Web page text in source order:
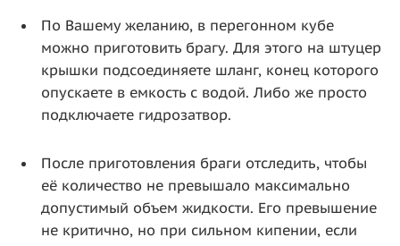
По Вашему желанию, в перегонном кубе
можно приготовить брагу. Для этого на штуцер
крышки подсоединяете шланг, конец которого
опускаете в емкость с водой. Либо же просто
подключаете гидрозатвор.
После приготовления браги отследить, чтобы
её количество не превышало максимально
допустимый объем жидкости. Его превышение
не критично, но при сильном кипении, если